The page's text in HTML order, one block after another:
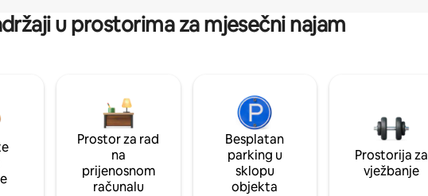
u prostorima za mjesečni najam
Prostor za rad
na
prijenosnom
računalu
Besplatan
parking u
sklopu
objekta
Prostorija za
vježbanje